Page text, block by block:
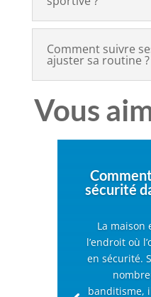
Comment suivre
ajuster sa routine ?
Vous
sécurité
La maison
l’endroit où
en sécurité.
banditisme,